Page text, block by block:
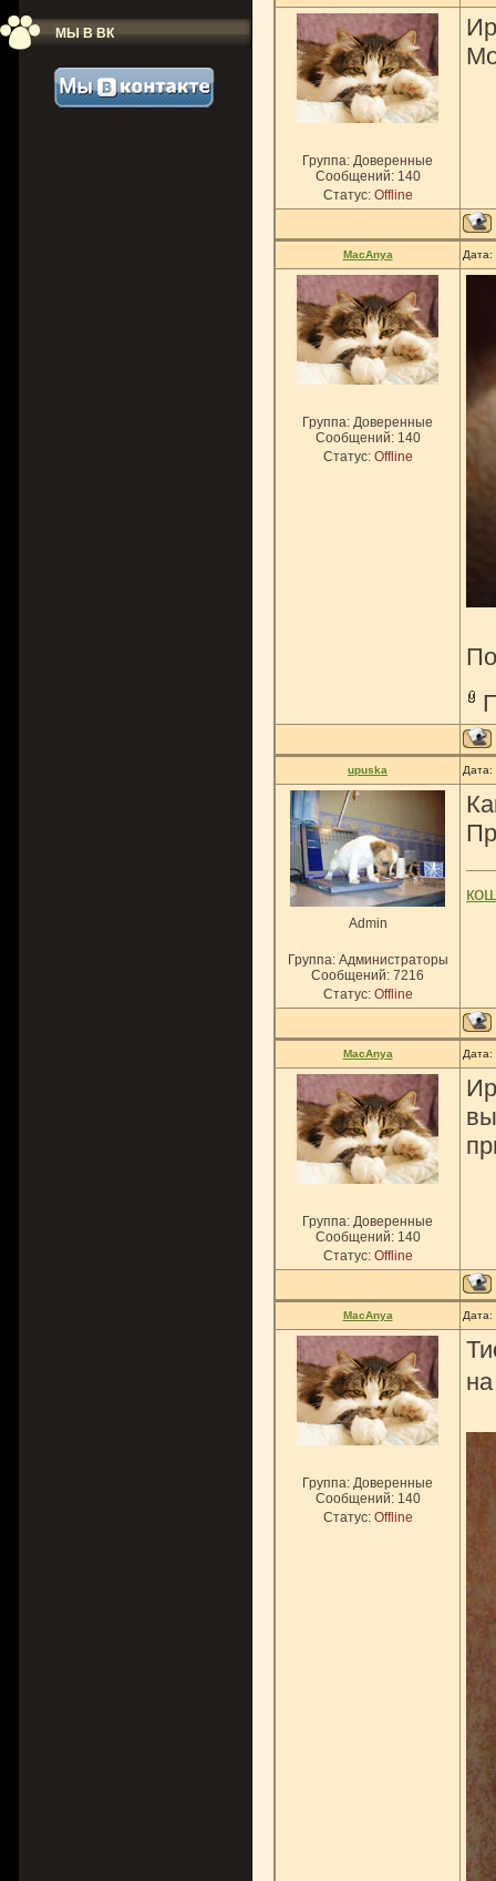
МЫ В ВК
Группа: Доверенные
Сообщений: 140
Статус: Offline
MacAnya
Группа: Доверенные
Сообщений: 140
Статус: Offline
upuska
Admin
Группа: Администраторы
Сообщений: 7216
Статус: Offline
MacAnya
Группа: Доверенные
Сообщений: 140
Статус: Offline
MacAnya
Группа: Доверенные
Сообщений: 140
Статус: Offline